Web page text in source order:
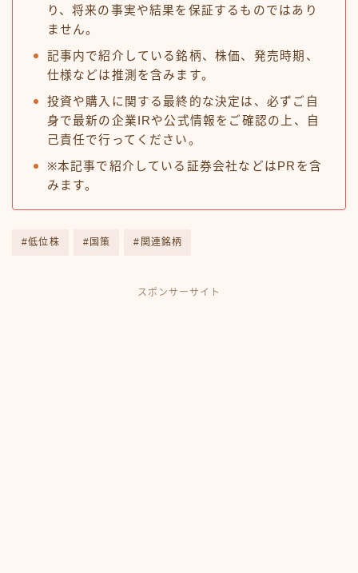
り、将来の事実や結果を保証するものではあり
ません。
記事内で紹介している銘柄、株価、発売時期、
仕様などは推測を含みます。
投資や購入に関する最終的な決定は、必ずご自
身で最新の企業IRや公式情報をご確認の上、自
己責任で行ってください。
※本記事で紹介している証券会社などはPRを含
みます。
#低位株 #国策 #関連銘柄
スポンサーサイト